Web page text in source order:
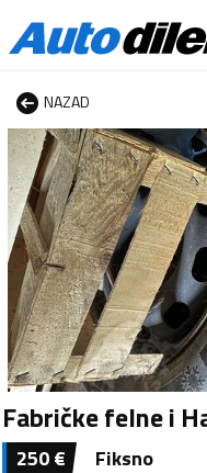
NAZAD
Fabričke felne i
250€ Fiksno